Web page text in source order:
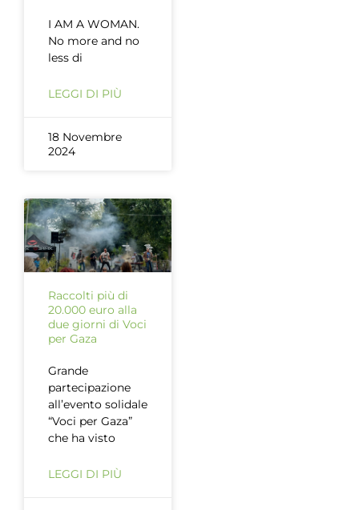
I AM A WOMAN.
No more and no
less di
LEGGI DI PIÙ
18 Novembre
2024
Raccolti più di
20.000 euro alla
due giorni di Voci
per Gaza
Grande
partecipazione
all’evento solidale
“Voci per Gaza”
che ha visto
LEGGI DI PIÙ